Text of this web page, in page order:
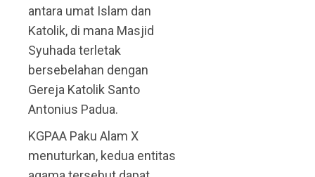
antara umat Islam dan
Katolik, di mana Masjid
Syuhada terletak
bersebelahan dengan
Gereja Katolik Santo
Antonius Padua.
KGPAA Paku Alam X
menuturkan, kedua entitas